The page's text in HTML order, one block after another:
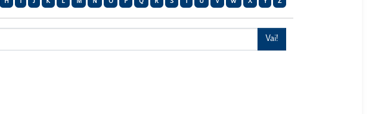
H J K L M N O P Q R S U V W X Y Z